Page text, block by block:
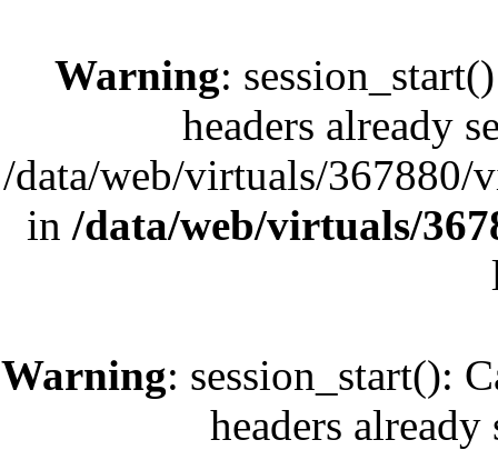
Warning:
headers already
/data/web/virtuals/
in /data/web/virtuals/
Warning: session_start():
headers